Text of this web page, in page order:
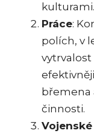
kulturami.
Práce:
polích, v
břemena
činnosti.